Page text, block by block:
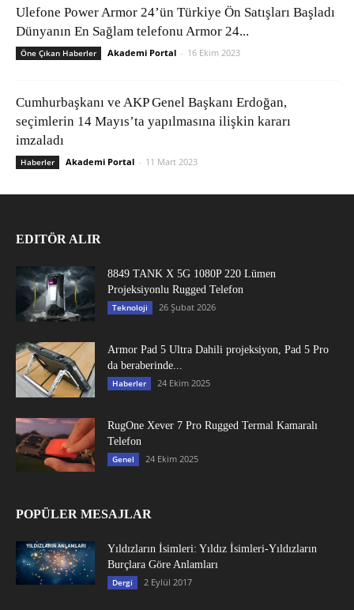
Ulefone Power Armor 24’ün Türkiye Ön Satışları Başladı
Dünyanın En Sağlam telefonu Armor 24...
Öne Çıkan Haberler Akademi Portal - 16 Ekim 2023
Cumhurbaşkanı ve AKP Genel Başkanı Erdoğan,
seçimlerin 14 Mayıs’ta yapılmasına ilişkin kararı
imzaladı
Haberler Akademi Portal - 11 Mart 2023
EDITÖR ALIR
8849 TANK X 5G 1080P 220 Lümen
Projeksiyonlu Rugged Telefon
Teknoloji 26 Şubat 2026
Armor Pad 5 Ultra Dahili projeksiyon, Pad 5 Pro
da beraberinde...
Haberler 24 Ekim 2025
RugOne Xever 7 Pro Rugged Termal Kamaralı
Telefon
Genel 24 Ekim 2025
POPÜLER MESAJLAR
Yıldızların İsimleri: Yıldız İsimleri-Yıldızların
Burçlara Göre Anlamları
Dergi 2 Eylül 2017